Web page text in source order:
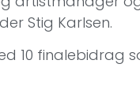
Stig Karlsen.
10 finalebidrag